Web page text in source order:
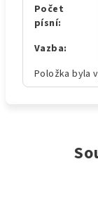
Počet
písní:
Vazba:
Položka byla